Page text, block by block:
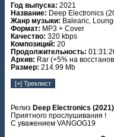
Год выпуска: 2021
Название: Deep Electronics
Жанр музыки: Balearic,
Формат: MP3 + Cover
Качество: 320 kbps
Композиций: 20
Продолжительность:
Архив: Rar (+5% на
Размер: 214.99 Mb
Релиз Deep Electronics (2021)
Приятного прослушивания !
С уважением VANGOG19